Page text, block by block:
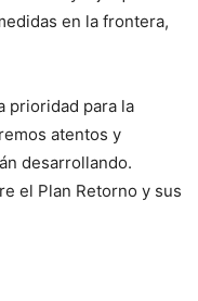
en la frontera,
prioridad para la
atentos y
desarrollando.
el Plan Retorno y sus